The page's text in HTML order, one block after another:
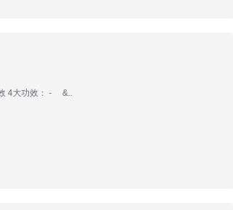
效 4大功效： - &..